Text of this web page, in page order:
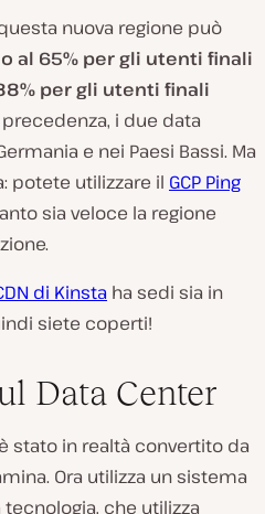
nuova regione può
al 65% per gli utenti finali
per gli utenti finali
precedenza, i due data
e nei Paesi Bassi. Ma
potete utilizzare il GCP Ping
sia veloce la regione
di Kinsta ha sedi sia in
siete coperti!
Data Center
stato in realtà convertito da
Ora utilizza un sistema
che utilizza